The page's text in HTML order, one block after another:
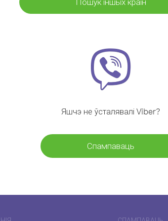
Яшчэ не ўсталявалі Viber?
Спампаваць